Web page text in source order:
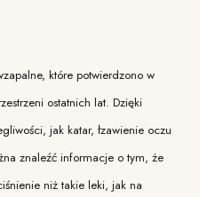
które potwierdzono w
ostatnich lat. Dzięki
jak katar, łzawienie oczu
znaleźć informacje o tym, że
niż takie leki, jak na